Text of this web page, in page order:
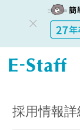
教員採用情
報のイー・
情報 東京都市大学付
採用情報詳